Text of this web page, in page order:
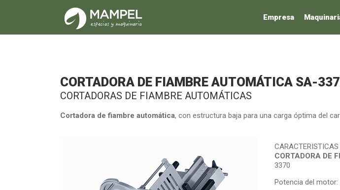
Empresa
CORTADORA DE FIAMBRE AUTOMÁTICA SA-
CORTADORAS DE FIAMBRE AUTOMÁTICAS
Cortadora de fiambre automática, con estructura baja para una carga óptima del
CORTADORA DE
3370
Potencia del motor: